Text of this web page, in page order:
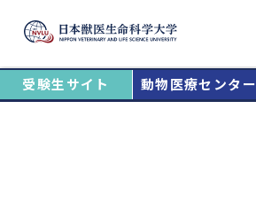
受験生サイト 動物医療センター